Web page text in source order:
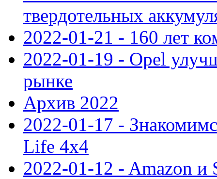
твердотельных
2022-01-21 - 160 лет
2022-01-19 - Opel
рынке
Архив 2022
2022-01-17 -
Life 4x4
2022-01-12 - Amazon и